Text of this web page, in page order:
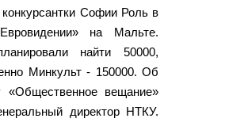
конкурсантки Софии Роль в
на Мальте.
найти 50000,
Минкульт - 150000. Об
«Общественное вещание»
директор НТКУ.